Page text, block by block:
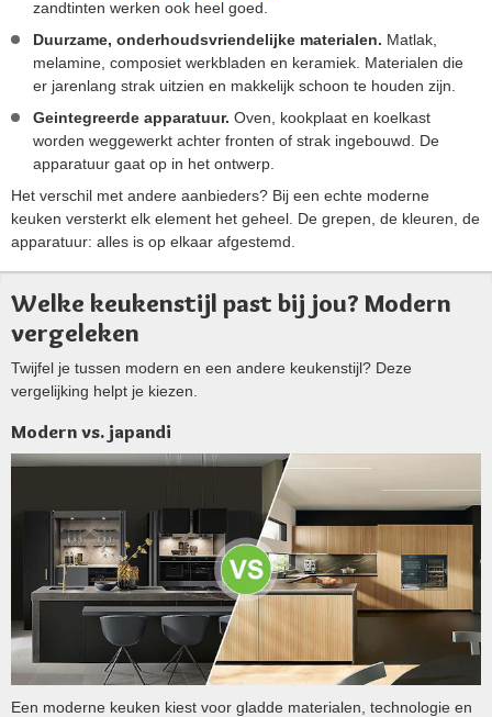
zandtinten werken ook heel goed.
Duurzame, onderhoudsvriendelijke materialen. Matlak,
melamine, composiet werkbladen en keramiek. Materialen die
er jarenlang strak uitzien en makkelijk schoon te houden zijn.
Geintegreerde apparatuur. Oven, kookplaat en koelkast
worden weggewerkt achter fronten of strak ingebouwd. De
apparatuur gaat op in het ontwerp.
Het verschil met andere aanbieders? Bij een echte moderne
keuken versterkt elk element het geheel. De grepen, de kleuren, de
apparatuur: alles is op elkaar afgestemd.
Welke keukenstijl past bij jou? Modern
vergeleken
Twijfel je tussen modern en een andere keukenstijl? Deze
vergelijking helpt je kiezen.
Modern vs. japandi
Een moderne keuken kiest voor gladde materialen, technologie en